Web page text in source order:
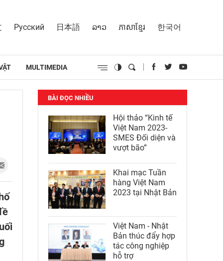
Русский 日本語 ລາວ ភាសាខ្មែរ 한국어
MULTIMEDIA
BÀI ĐỌC NHIỀU
Hội thảo “Kinh tế
Việt Nam 2023-
SMES Đối diện và
vượt bão”
Khai mạc Tuần
hàng Việt Nam
2023 tại Nhật Bản
Việt Nam - Nhật
Bản thúc đẩy hợp
tác công nghiệp
hỗ trợ